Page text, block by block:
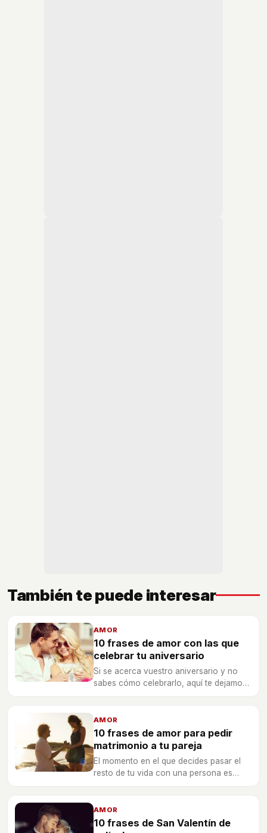
También te puede interesar
AMOR
10 frases de amor con las que
celebrar tu aniversario
Si se acerca vuestro aniversario y no
sabes cómo celebrarlo, aquí te dejamos
AMOR
10 frases de amor para pedir
matrimonio a tu pareja
El momento en el que decides pasar el
resto de tu vida con una persona es
te dejamos 10 frases de amor para pedir
matrimonio.
AMOR
10 frases de San Valentín de